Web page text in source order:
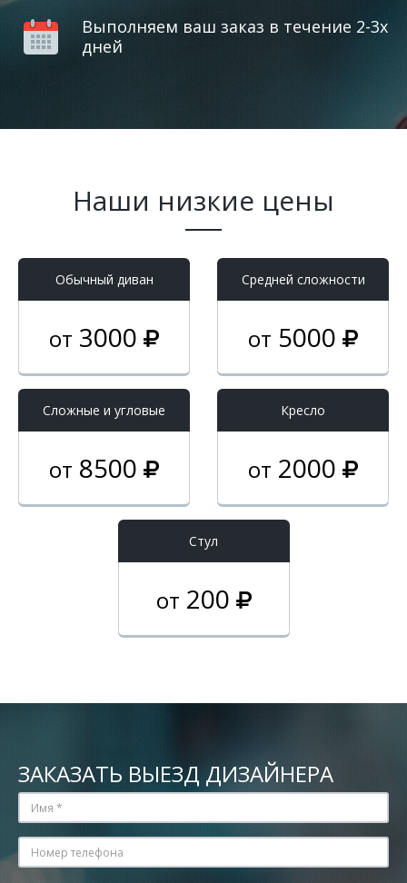
Выполняем ваш заказ в течение 2-3х
дней
Наши низкие цены
Обычный диван
от 3000
Средней сложности
от 5000
Cложные и угловые
от 8500
Кресло
от 2000
Стул
от 200
ЗАКАЗАТЬ ВЫЕЗД ДИЗАЙНЕРА